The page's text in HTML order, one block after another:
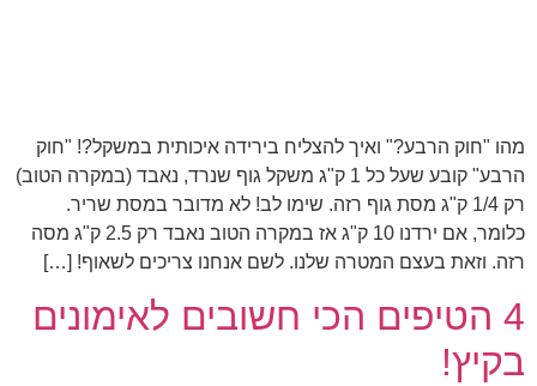
מהו "חוק הרבע?" ואיך להצליח בירידה איכותית במשקל?! "חוק
הרבע" קובע שעל כל 1 ק"ג משקל גוף שנרד, נאבד (במקרה הטוב)
רק 1/4 ק"ג מסת גוף רזה. שימו לב! לא מדובר במסת שריר.
כלומר, אם ירדנו 10 ק"ג אז במקרה הטוב נאבד רק 2.5 ק"ג מסה
רזה. וזאת בעצם המטרה שלנו. לשם אנחנו צריכים לשאוף! […]
4 הטיפים הכי חשובים לאימונים
בקיץ!